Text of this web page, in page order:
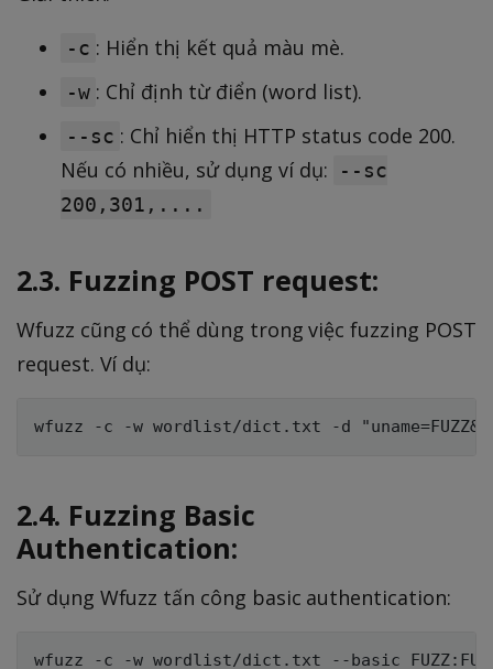
-c : Hiển thị kết quả màu mè.
-w : Chỉ định từ điển (word list).
--sc : Chỉ hiển thị HTTP status code 200.
Nếu có nhiều, sử dụng ví dụ:
--sc
200,301,....
2.3. Fuzzing POST request:
Wfuzz cũng có thể dùng trong việc fuzzing POST
request. Ví dụ:
2.4. Fuzzing Basic
Authentication:
Sử dụng Wfuzz tấn công basic authentication: